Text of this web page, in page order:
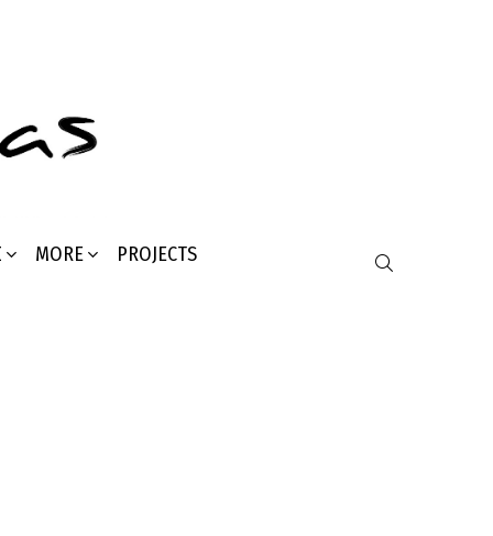
MORE PROJECTS